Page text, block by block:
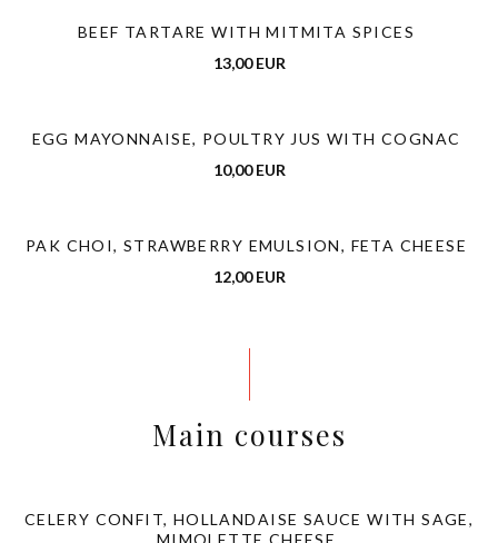
BEEF TARTARE WITH MITMITA SPICES
13,00 EUR
EGG MAYONNAISE, POULTRY JUS WITH COGNAC
10,00 EUR
PAK CHOI, STRAWBERRY EMULSION, FETA CHEESE
12,00 EUR
Main courses
CELERY CONFIT, HOLLANDAISE SAUCE WITH SAGE,
MIMOLETTE CHEESE